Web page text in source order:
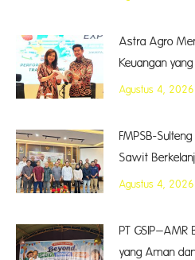
Astra Agro
Keuangan
Agustus 4, 2026
FMPSB-
Sawit
Agustus 4, 2026
PT GSIP–AMR
yang Aman